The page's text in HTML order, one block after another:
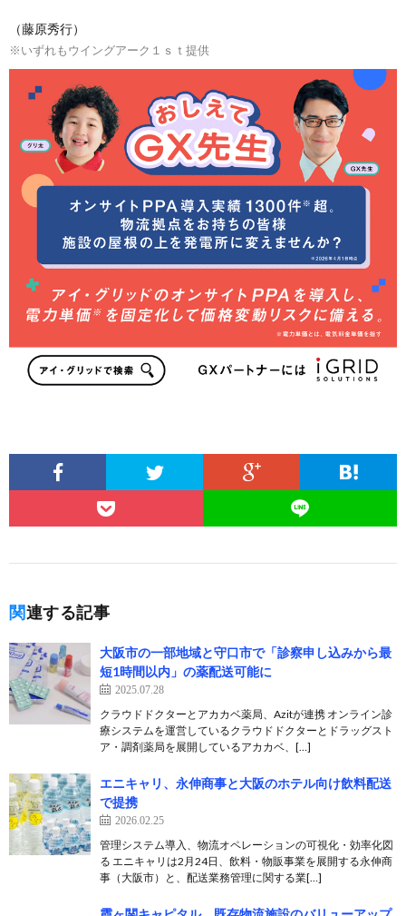
（藤原秀行）
※いずれもウイングアーク１ｓｔ提供
関連する記事
大阪市の一部地域と守口市で「診察申し込みから最
短1時間以内」の薬配送可能に
2025.07.28
クラウドドクターとアカカベ薬局、Azitが連携 オンライン診
療システムを運営しているクラウドドクターとドラッグスト
ア・調剤薬局を展開しているアカカベ、[…]
エニキャリ、永伸商事と大阪のホテル向け飲料配送
で提携
2026.02.25
管理システム導入、物流オペレーションの可視化・効率化図
る エニキャリは2月24日、飲料・物販事業を展開する永伸商
事（大阪市）と、配送業務管理に関する業[…]